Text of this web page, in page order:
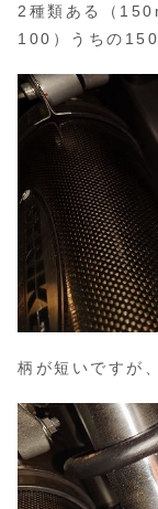
2種類ある（
100）うちの
柄が短いですが